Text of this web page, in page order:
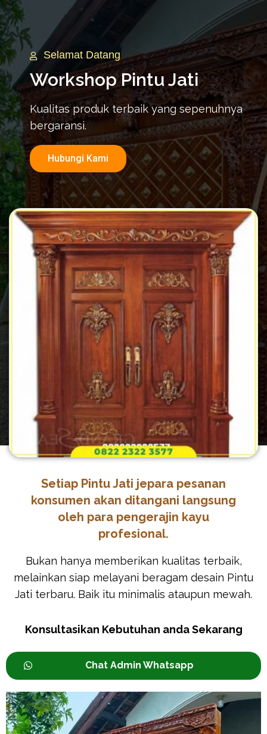
Selamat Datang
Workshop Pintu Jati
Kualitas produk terbaik yang sepenuhnya
bergaransi.
Hubungi Kami
Setiap Pintu Jati jepara pesanan
konsumen akan ditangani langsung
oleh para pengerajin kayu
profesional.
Bukan hanya memberikan kualitas terbaik,
melainkan siap melayani beragam desain Pintu
Jati terbaru. Baik itu minimalis ataupun mewah.
Konsultasikan Kebutuhan anda Sekarang
Chat Admin Whatsapp